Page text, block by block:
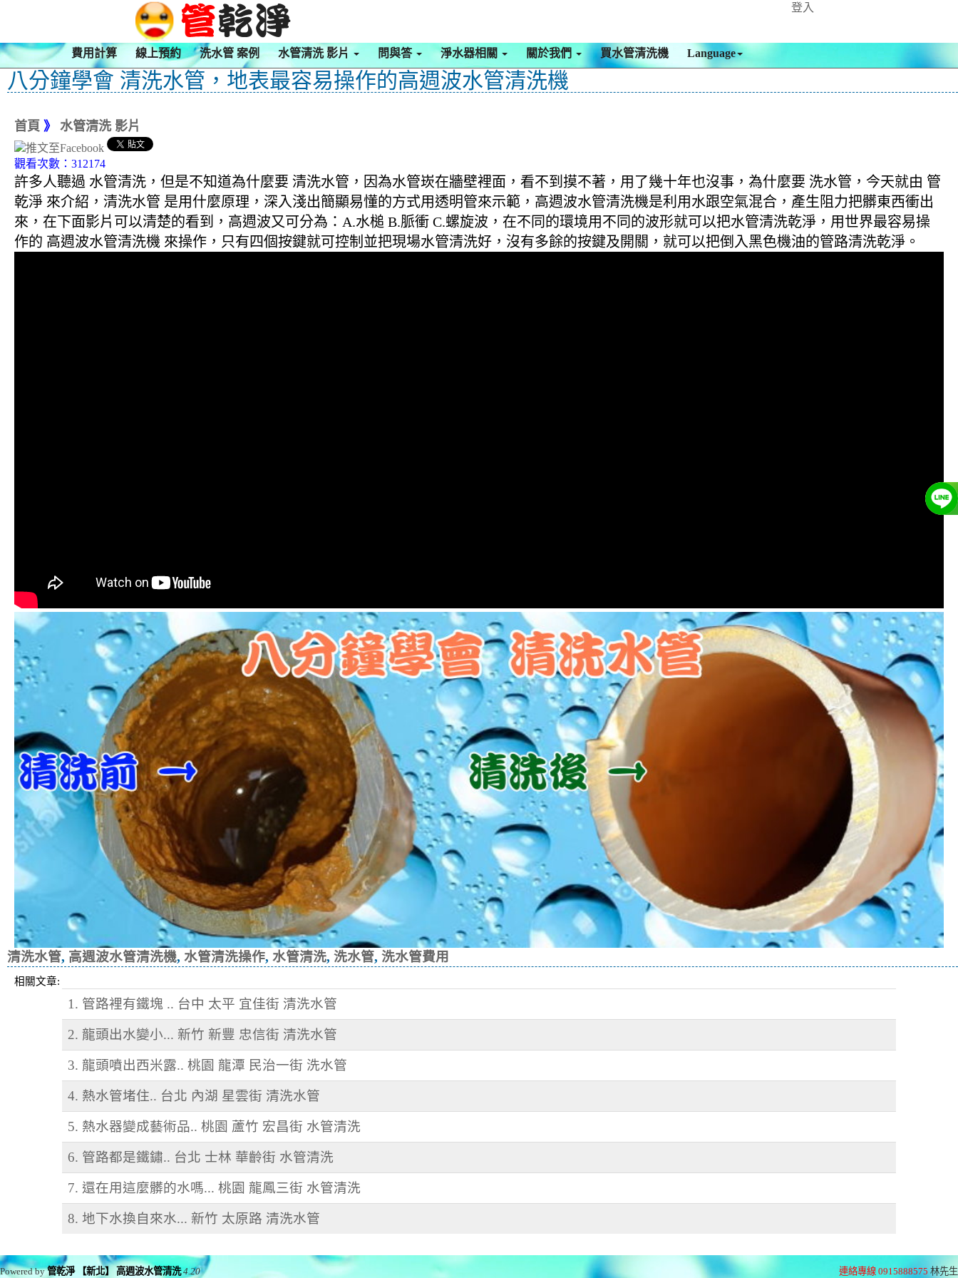
登入
費用計算 線上預約 洗水管 案例 水管清洗 影片 問與答 淨水器相關 關於我們 買水管清洗機 Language
八分鐘學會 清洗水管，地表最容易操作的高週波水管清洗機
首頁 》 水管清洗 影片
觀看次數：312174
許多人聽過 水管清洗，但是不知道為什麼要 清洗水管，因為水管崁在牆壁裡面，看不到摸不著，用了幾十年也沒事，為什麼要 洗水管，今天就由 管
乾淨 來介紹，清洗水管 是用什麼原理，深入淺出簡顯易懂的方式用透明管來示範，高週波水管清洗機是利用水跟空氣混合，產生阻力把髒東西衝出
來，在下面影片可以清楚的看到，高週波又可分為：A.水槌 B.脈衝 C.螺旋波，在不同的環境用不同的波形就可以把水管清洗乾淨，用世界最容易操
作的 高週波水管清洗機 來操作，只有四個按鍵就可控制並把現場水管清洗好，沒有多餘的按鍵及開關，就可以把倒入黑色機油的管路清洗乾淨。
清洗水管, 高週波水管清洗機, 水管清洗操作, 水管清洗, 洗水管, 洗水管費用
相關文章:
1. 管路裡有鐵塊 .. 台中 太平 宜佳街 清洗水管
2. 龍頭出水變小... 新竹 新豐 忠信街 清洗水管
3. 龍頭噴出西米露.. 桃園 龍潭 民治一街 洗水管
4. 熱水管堵住.. 台北 內湖 星雲街 清洗水管
5. 熱水器變成藝術品.. 桃園 蘆竹 宏昌街 水管清洗
6. 管路都是鐵鏽.. 台北 士林 華齡街 水管清洗
7. 還在用這麼髒的水嗎... 桃園 龍鳳三街 水管清洗
8. 地下水換自來水... 新竹 太原路 清洗水管
連絡專線 0915888575 林先生
Powered by管乾淨 【新北】 高週波水管清洗 4.20